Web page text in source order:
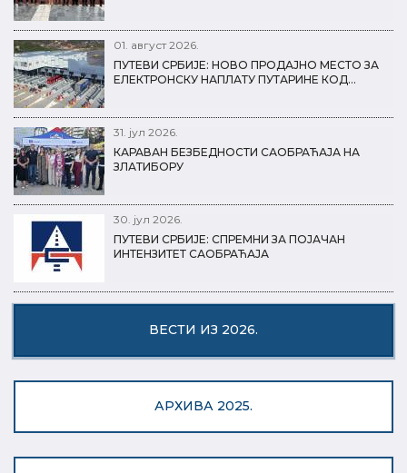
01. август 2026.
ПУТЕВИ СРБИЈЕ: НОВО ПРОДАЈНО МЕСТО ЗА
ЕЛЕКТРОНСКУ НАПЛАТУ ПУТАРИНЕ КОД…
31. јул 2026.
КАРАВАН БЕЗБЕДНОСТИ САОБРАЋАЈА НА
ЗЛАТИБОРУ
30. јул 2026.
ПУТЕВИ СРБИЈЕ: СПРЕМНИ ЗА ПОЈАЧАН
ИНТЕНЗИТЕТ САОБРАЋАЈА
ВЕСТИ ИЗ 2026.
АРХИВА 2025.